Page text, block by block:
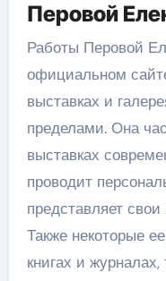
Перовой
Работы Перовой
официальном
выставках и
пределами. Она
выставках
проводит
представляет
Также некоторые
книгах и журналах,